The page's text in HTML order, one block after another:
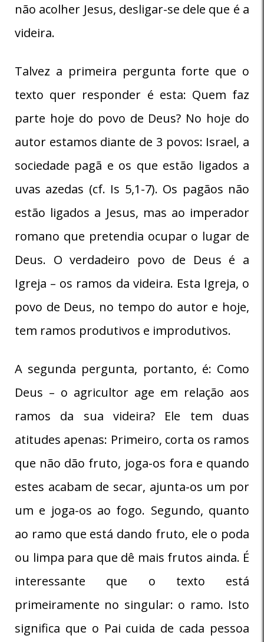
não acolher Jesus, desligar-se dele que é a
videira.
Talvez a primeira pergunta forte que o
texto quer responder é esta: Quem faz
parte hoje do povo de Deus? No hoje do
autor estamos diante de 3 povos: Israel, a
sociedade pagã e os que estão ligados a
uvas azedas (cf. Is 5,1-7). Os pagãos não
estão ligados a Jesus, mas ao imperador
romano que pretendia ocupar o lugar de
Deus. O verdadeiro povo de Deus é a
Igreja – os ramos da videira. Esta Igreja, o
povo de Deus, no tempo do autor e hoje,
tem ramos produtivos e improdutivos.
A segunda pergunta, portanto, é: Como
Deus – o agricultor age em relação aos
ramos da sua videira? Ele tem duas
atitudes apenas: Primeiro, corta os ramos
que não dão fruto, joga-os fora e quando
estes acabam de secar, ajunta-os um por
um e joga-os ao fogo. Segundo, quanto
ao ramo que está dando fruto, ele o poda
ou limpa para que dê mais frutos ainda. É
interessante que o texto está
primeiramente no singular: o ramo. Isto
significa que o Pai cuida de cada pessoa